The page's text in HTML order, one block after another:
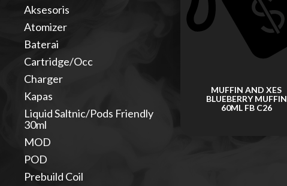
Aksesoris
Atomizer
Baterai
Cartridge/Occ
Charger
Kapas
Liquid Saltnic/Pods Friendly
30ml
MOD
POD
Prebuild Coil
MUFFIN AND XES
BLUEBERRY MUFFIN
60ML FB C26